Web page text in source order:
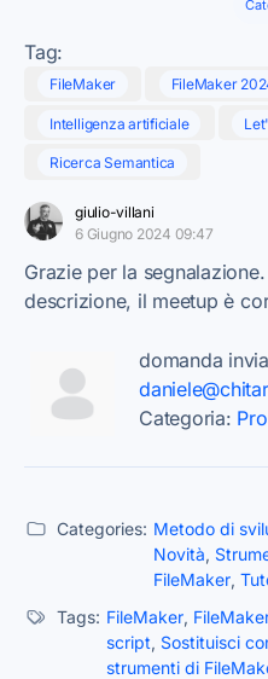
Tag:
FileMaker FileMaker
Intelligenza artificiale
Ricerca Semantica
giulio-villani
6 Giugno 2024 09:47
Grazie per la
descrizione, il meetup è
domanda
Categoria:
Categories: Metodo di
Novità,
FileMaker,
Tags: FileMaker,
script, Sostituisci
strumenti di